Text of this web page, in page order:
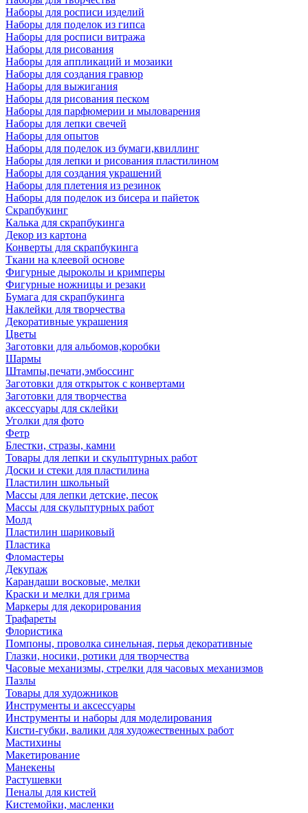
Наборы для росписи изделий
Наборы для поделок из гипса
Наборы для росписи витража
Наборы для рисования
Наборы для аппликаций и мозаики
Наборы для создания гравюр
Наборы для выжигания
Наборы для рисования песком
Наборы для парфюмерии и мыловарения
Наборы для лепки свечей
Наборы для опытов
Наборы для поделок из бумаги,квиллинг
Наборы для лепки и рисования пластилином
Наборы для создания украшений
Наборы для плетения из резинок
Наборы для поделок из бисера и пайеток
Скрапбукинг
Калька для скрапбукинга
Декор из картона
Конверты для скрапбукинга
Ткани на клеевой основе
Фигурные дыроколы и кримперы
Фигурные ножницы и резаки
Бумага для скрапбукинга
Наклейки для творчества
Декоративные украшения
Цветы
Заготовки для альбомов,коробки
Шармы
Штампы,печати,эмбоссинг
Заготовки для открыток с конвертами
Заготовки для творчества
аксессуары для склейки
Уголки для фото
Фетр
Блестки, стразы, камни
Товары для лепки и скульптурных работ
Доски и стеки для пластилина
Пластилин школьный
Массы для лепки детские, песок
Массы для скульптурных работ
Молд
Пластилин шариковый
Пластика
Фломастеры
Декупаж
Карандаши восковые, мелки
Краски и мелки для грима
Маркеры для декорирования
Трафареты
Флористика
Помпоны, проволка синельная, перья декоративные
Глазки, носики, ротики для творчества
Часовые механизмы, стрелки для часовых механизмов
Пазлы
Товары для художников
Инструменты и аксессуары
Инструменты и наборы для моделирования
Кисти-губки, валики для художественных работ
Мастихины
Макетирование
Манекены
Растушевки
Пеналы для кистей
Кистемойки, масленки